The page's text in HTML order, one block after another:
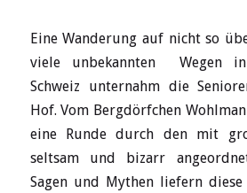
Eine Wanderung auf nicht so
viele unbekannten Wegen
Schweiz unternahm die
Hof. Vom Bergdörfchen
eine Runde durch den mit
seltsam und bizarr
Sagen und Mythen liefern